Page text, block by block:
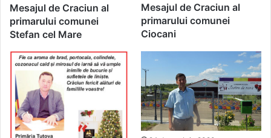
Mesajul de Craciun al
primarului comunei
Stefan cel Mare
Mesajul de Craciun al
primarului comunei
Ciocani